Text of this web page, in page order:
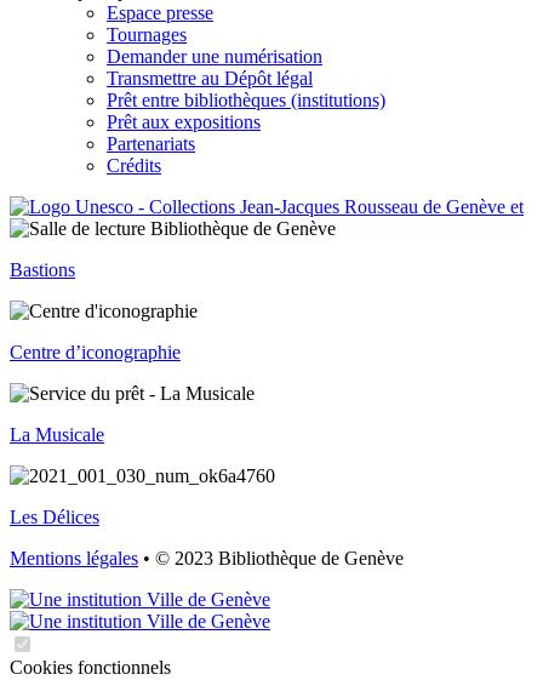
Espace presse
Tournages
Demander une numérisation
Transmettre au Dépôt légal
Prêt entre bibliothèques (institutions)
Prêt aux expositions
Partenariats
Crédits
Bastions
Centre d’iconographie
La Musicale
Les Délices
Mentions légales • © 2023 Bibliothèque de Genève
Cookies fonctionnels